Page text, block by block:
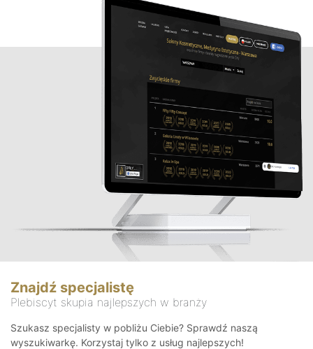
Znajdź specjalistę
Plebiscyt skupia najlepszych w branży
Szukasz specjalisty w pobliżu Ciebie? Sprawdź naszą
wyszukiwarkę. Korzystaj tylko z usług najlepszych!